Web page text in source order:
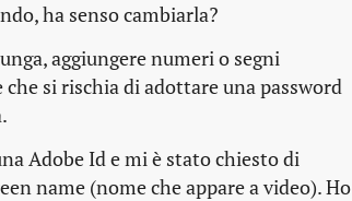
ha senso cambiarla?
aggiungere numeri o segni
si rischia di adottare una password
Adobe Id e mi è stato chiesto di
name (nome che appare a video). Ho